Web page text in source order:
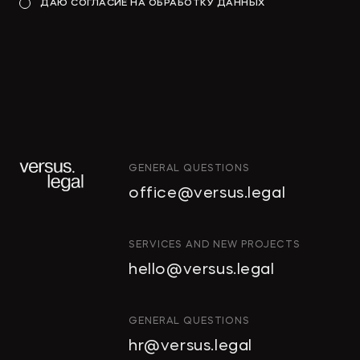
"Тропические фрукты" попросили
признать за ними право на склады
Проверять участок перед сделкой
ДАЮ СОГЛАСИЕ НА ОБРАБОТКУ ДАННЫХ
ИНТЕЛЛЕКТУАЛЬНАЯ
ИНВЕСТИЦИОННЫЕ
СТРОИТЕЛЬСТВО
И НЕДВИЖИМОСТЬ
АРХИТЕКТУРА
GENERAL QUESTIONS
office@versus.legal
SERVICES AND NEW PROJECTS
hello@versus.legal
GENERAL QUESTIONS
hr@versus.legal